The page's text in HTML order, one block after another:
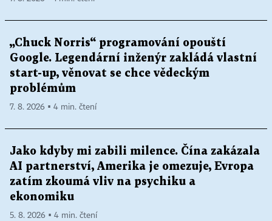
„Chuck Norris“ programování opouští
Google. Legendární inženýr zakládá vlastní
start-up, věnovat se chce vědeckým
problémům
7. 8. 2026 ▪ 4 min. čtení
Jako kdyby mi zabili milence. Čína zakázala
AI partnerství, Amerika je omezuje, Evropa
zatím zkoumá vliv na psychiku a
ekonomiku
5. 8. 2026 ▪ 4 min. čtení